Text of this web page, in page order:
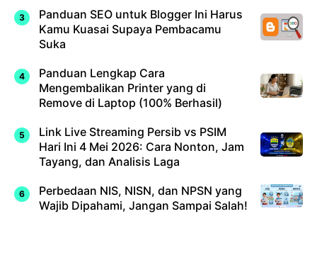
Panduan SEO untuk Blogger Ini Harus
Kamu Kuasai Supaya Pembacamu
Suka
Panduan Lengkap Cara
Mengembalikan Printer yang di
Remove di Laptop (100% Berhasil)
Link Live Streaming Persib vs PSIM
Hari Ini 4 Mei 2026: Cara Nonton, Jam
Tayang, dan Analisis Laga
Perbedaan NIS, NISN, dan NPSN yang
Wajib Dipahami, Jangan Sampai Salah!